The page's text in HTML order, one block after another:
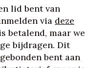
lid bent van
via deze
betalend, maar we
bijdragen. Dit
bent aan